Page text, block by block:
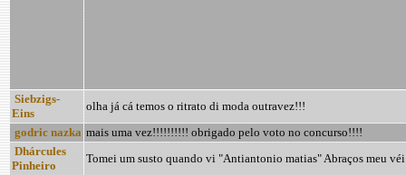
Siebzigs-
Eins
olha já cá temos o ritrato di moda outravez!!!
godric nazka mais uma vez!!!!!!!!!! obrigado pelo voto no concurso!!!!
Dhárcules
Pinheiro
Tomei um susto quando vi "Antiantonio matias" Abraços meu